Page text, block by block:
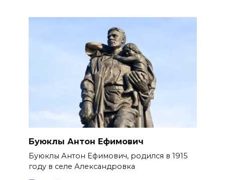
Буюклы Антон Ефимович
Буюклы Антон Ефимович, родился в 1915
году в селе Александровка